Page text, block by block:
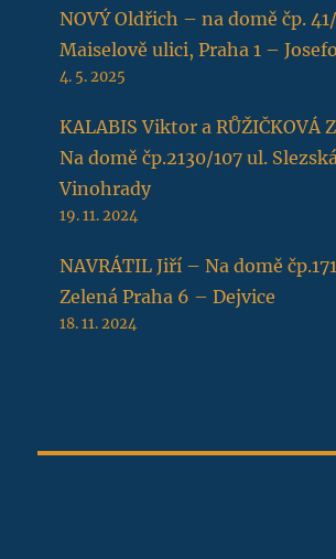
NOVÝ Oldřich – na domě čp.
Maiselově ulici, Praha 1 –
4. 5. 2025
KALABIS Viktor a RŮŽIČKOVÁ
Na domě čp.2130/107 ul.
Vinohrady
19. 11. 2024
NAVRÁTIL Jiří – Na domě
Zelená Praha 6 – Dejvice
18. 11. 2024